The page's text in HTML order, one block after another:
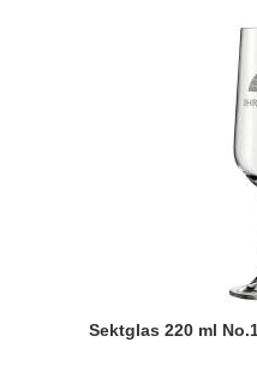
Sektglas 220 ml